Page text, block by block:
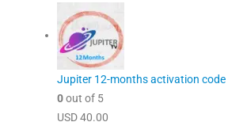
Jupiter 12-months activation code
0out of 5
USD40.00